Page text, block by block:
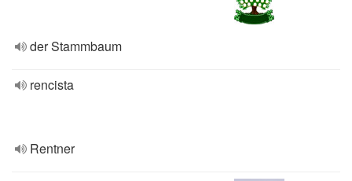
der Stammbaum
rencista
Rentner